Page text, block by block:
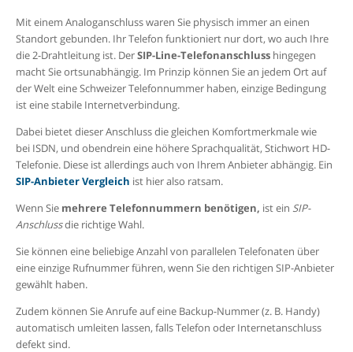
Mit einem Analoganschluss waren Sie physisch immer an einen
Standort gebunden. Ihr Telefon funktioniert nur dort, wo auch Ihre
die 2-Drahtleitung ist. DerSIP-Line-Telefonanschlusshingegen
macht Sie ortsunabhängig. Im Prinzip können Sie an jedem Ort auf
der Welt eine Schweizer Telefonnummer haben, einzige Bedingung
ist eine stabile Internetverbindung.
Dabei bietet dieser Anschluss die gleichen Komfortmerkmale wie
bei ISDN, und obendrein eine höhere Sprachqualität, Stichwort HD-
Telefonie. Diese ist allerdings auch von Ihrem Anbieter abhängig. Ein
SIP-Anbieter Vergleich ist hier also ratsam.
Wenn Sie mehrere Telefonnummern benötigen, ist ein SIP-
Anschlussdie richtige Wahl.
Sie können eine beliebige Anzahl von parallelen Telefonaten über
eine einzige Rufnummer führen, wenn Sie den richtigen SIP-Anbieter
gewählt haben.
Zudem können Sie Anrufe auf eine Backup-Nummer (z. B. Handy)
automatisch umleiten lassen, falls Telefon oder Internetanschluss
defekt sind.